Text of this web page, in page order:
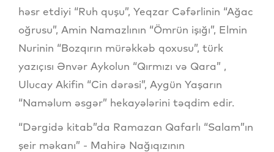
həsr etdiyi “Ruh quşu”, Yeqzar Cəfərlinin “Ağac
oğrusu”, Amin Namazlının “Ömrün işığı”, Elmin
Nurinin “Bozqırın mürəkkəb qoxusu”, türk
yazıçısı Ənvər Aykolun “Qırmızı və Qara” ,
Ulucay Akifin “Cin dərəsi”, Aygün Yaşarın
“Naməlum əsgər” hekayələrini təqdim edir.
“Dərgidə kitab”da Ramazan Qafarlı “Salam”ın
şeir məkanı” - Mahirə Nağıqızının